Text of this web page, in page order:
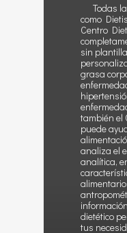
Todas
como
Centro
sin
grasa
también el
puede
analiza el
analítica,
dietético
tus